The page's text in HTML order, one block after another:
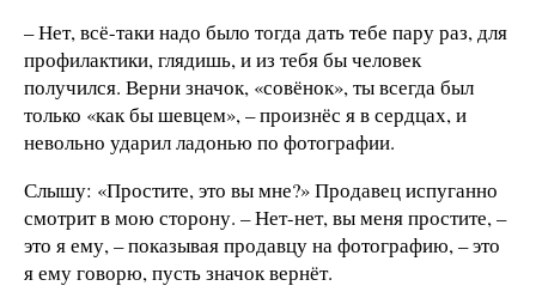
– Нет, всё-таки надо было тогда дать тебе пару раз, для
профилактики, глядишь, и из тебя бы человек
получился. Верни значок, «совёнок», ты всегда был
только «как бы шевцем», – произнёс я в сердцах, и
невольно ударил ладонью по фотографии.
Слышу: «Простите, это вы мне?» Продавец испуганно
смотрит в мою сторону. – Нет-нет, вы меня простите, –
это я ему, – показывая продавцу на фотографию, – это
я ему говорю, пусть значок вернёт.